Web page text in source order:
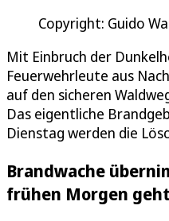
Copyright: Guido
Mit Einbruch der
Feuerwehrleute aus
auf den sicheren
Das eigentliche
Dienstag werden die
Brandwache
frühen Morgen